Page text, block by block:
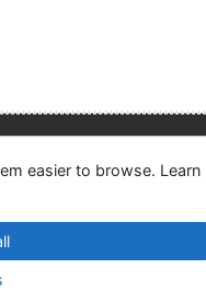
OpenSearch module
Bratislava
Slovakia, s.r.o.
easier to browse. Learn